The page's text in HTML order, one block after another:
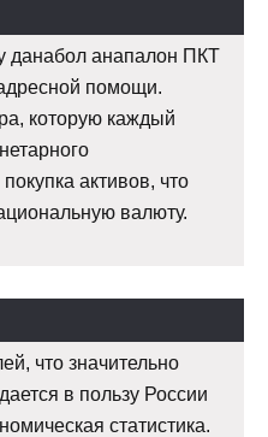
данабол анапалон ПКТ
помощи.
которую каждый
активов, что
валюту.
что значительно
в пользу России
статистика.